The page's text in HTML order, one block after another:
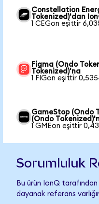
Constellation
Tokenized)'dan
1 CEGon eşittir
Figma (Ondo
Tokenized)'na
1 FIGon eşittir
GameStop (Ondo
(Ondo
1 GMEon eşittir
Sorumluluk
Bu ürün IonQ
dayanak referans